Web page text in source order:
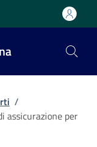
/
assicurazione per